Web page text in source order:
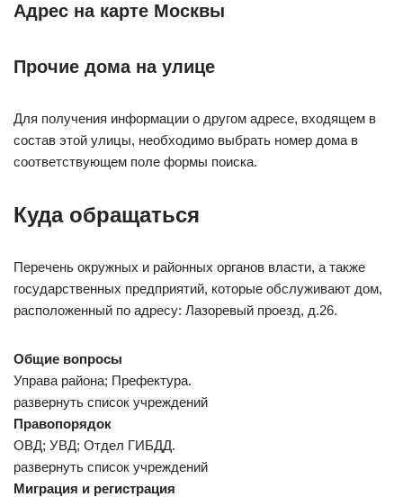
Адрес на карте Москвы
Прочие дома на улице
Для получения информации о другом адресе, входящем в
состав этой улицы, необходимо выбрать номер дома в
соответствующем поле формы поиска.
Куда обращаться
Перечень окружных и районных органов власти, а также
государственных предприятий, которые обслуживают дом,
расположенный по адресу: Лазоревый проезд, д.26.
Общие вопросы
Управа района; Префектура.
развернуть список учреждений
Правопорядок
ОВД; УВД; Отдел ГИБДД.
развернуть список учреждений
Миграция и регистрация